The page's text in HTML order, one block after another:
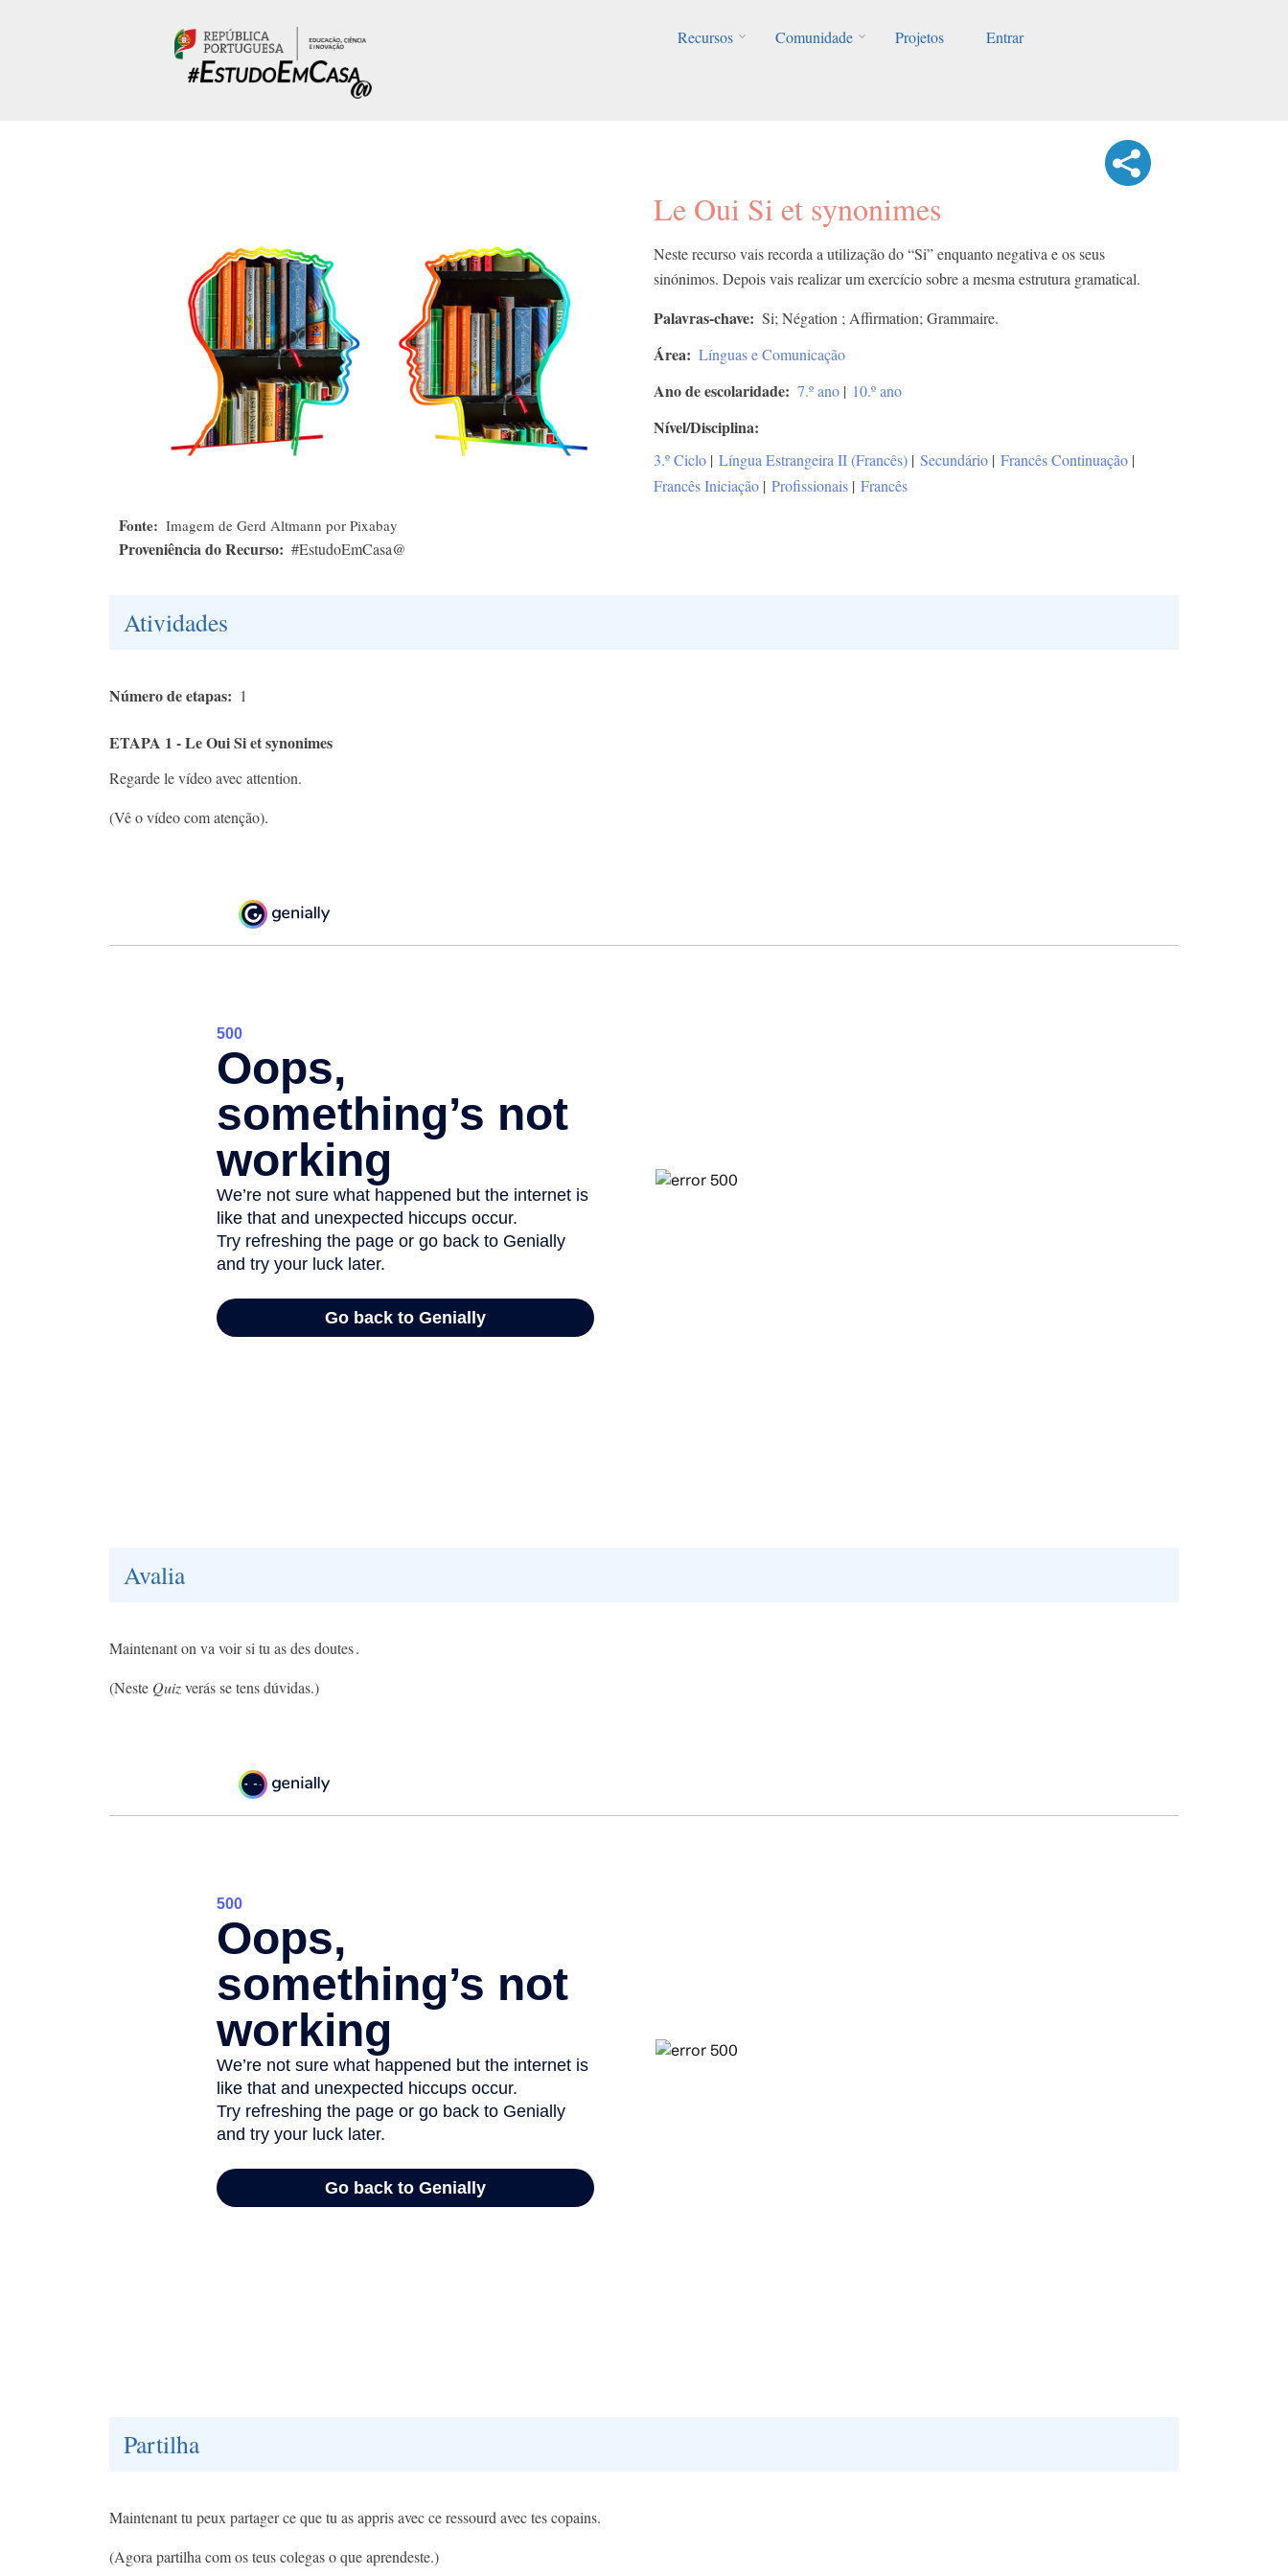
Recursos
Comunidade Projetos Entrar
Fonte Imagem de Gerd Altmann por Pixabay
Proveniência do Recurso #EstudoEmCasa@
Le Oui Si et synonimes
Neste recurso vais recorda a utilização do “Si” enquanto negativa e os seus
sinónimos. Depois vais realizar um exercício sobre a mesma estrutura gramatical.
Palavras-chave Si; Négation ; Affirmation; Grammaire.
Área Línguas e Comunicação
Ano de escolaridade 7.º ano | 10.º ano
Nível/Disciplina
3.º Ciclo | Língua Estrangeira II (Francês) | Secundário | Francês Continuação |
Francês Iniciação | Profissionais | Francês
Atividades
Número de etapas 1
ETAPA 1 - Le Oui Si et synonimes
Regarde le vídeo avec attention.
(Vê o vídeo com atenção).
Avalia
Maintenant on va voir si tu as des doutes .
(Neste Quizverás se tens dúvidas.)
Partilha
Maintenant tu peux partager ce que tu as appris avec ce ressourd avec tes copains.
(Agora partilha com os teus colegas o que aprendeste.)